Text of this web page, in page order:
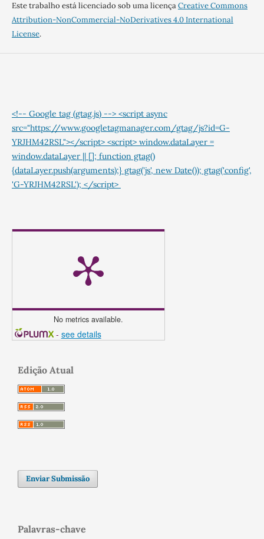
Este trabalho está licenciado sob uma licençaCreative Commons
Attribution-NonCommercial-NoDerivatives 4.0 International
License.
<!-- Google tag (gtag.js) --> <script async
src="https://www.googletagmanager.com/gtag/js?id=G-
YRJHM42RSL"></script> <script> window.dataLayer =
window.dataLayer || []; function gtag()
{dataLayer.push(arguments);} gtag('js', new Date()); gtag('config',
'G-YRJHM42RSL'); </script>
No metrics available.
- see details
Edição Atual
Enviar Submissão
Palavras-chave